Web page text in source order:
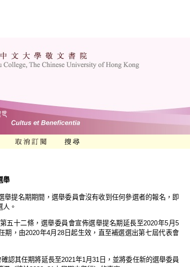
舉
舉提名期期間，選舉委員會沒有收到任何參選者的報名，即
。
五十二條，選舉委員會宣佈選舉提名期延長至2020年5月5
期，由2020年4月28日起生效，直至補選選出第七屆代表會
認其任期將延長至2021年1月31日，並將委任新的選舉委員